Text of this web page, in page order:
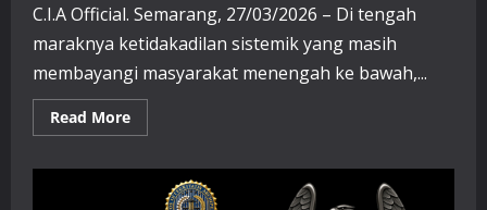
C.I.A Official. Semarang, 27/03/2026 – Di tengah
maraknya ketidakadilan sistemik yang masih
membayangi masyarakat menengah ke bawah,...
Read MoreRead
more
Bergabung: